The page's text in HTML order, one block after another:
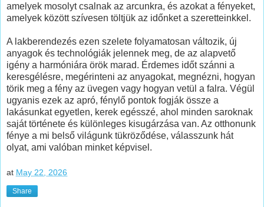
amelyek mosolyt csalnak az arcunkra, és azokat a fényeket,
amelyek között szívesen töltjük az időnket a szeretteinkkel.
A lakberendezés ezen szelete folyamatosan változik, új
anyagok és technológiák jelennek meg, de az alapvető
igény a harmóniára örök marad. Érdemes időt szánni a
keresgélésre, megérinteni az anyagokat, megnézni, hogyan
törik meg a fény az üvegen vagy hogyan vetül a falra. Végül
ugyanis ezek az apró, fénylő pontok fogják össze a
lakásunkat egyetlen, kerek egésszé, ahol minden saroknak
saját története és különleges kisugárzása van. Az otthonunk
fénye a mi belső világunk tükröződése, válasszunk hát
olyat, ami valóban minket képvisel.
at May 22, 2026
Share